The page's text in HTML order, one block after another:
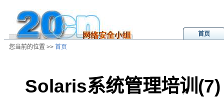
首页
您当前的位置 >> 首页
Solaris系统管理培训(7)